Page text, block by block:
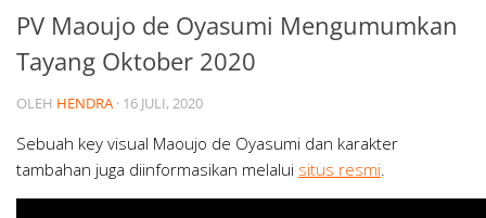
PV Maoujo de Oyasumi Mengumumkan
Tayang Oktober 2020
OLEH HENDRA · 16 JULI, 2020
Sebuah key visual Maoujo de Oyasumi dan karakter
tambahan juga diinformasikan melalui situs resmi